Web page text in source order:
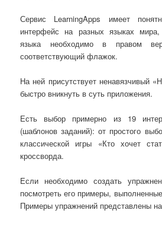
Сервис LearningApps имеет
интерфейс на разных языках
языка необходимо в правом
соответствующий флажок.
На ней присутствует ненавязчивый
быстро вникнуть в суть приложения.
Есть выбор примерно из 19
(шаблонов заданий): от простого
классической игры «Кто хочет
кроссворда.
Если необходимо создать
посмотреть его примеры,
Примеры упражнений представлены